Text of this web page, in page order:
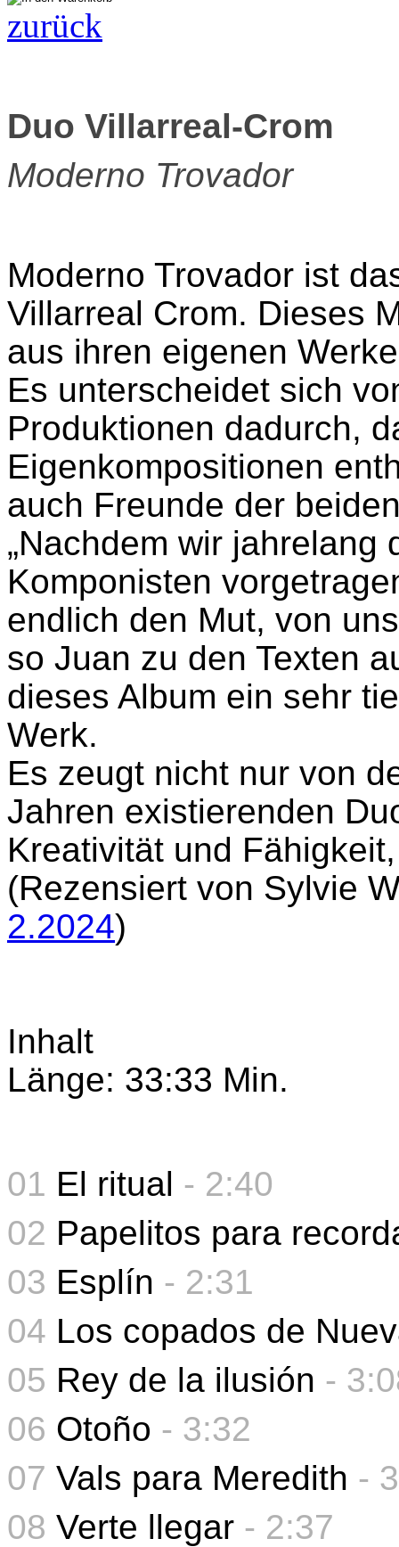
zurück
Duo Villarreal-Crom
Moderno Trovador
Moderno Trovador ist
Villarreal Crom. Dieses
aus ihren eigenen
Es unterscheidet sich
Produktionen dadurch,
Eigenkompositionen
auch Freunde der
„Nachdem wir jahrelang
Komponisten
endlich den Mut, von
so Juan zu den Texten
dieses Album ein sehr
Werk.
Es zeugt nicht nur von
Jahren existierenden
Kreativität und
(Rezensiert von Sylvie
2.2024)
Inhalt
Länge: 33:33 Min.
01 El ritual - 2:40
02 Papelitos para
03 Esplín - 2:31
04 Los copados de
05 Rey de la ilusión -
06 Otoño - 3:32
07 Vals para Meredith -
08 Verte llegar - 2:37